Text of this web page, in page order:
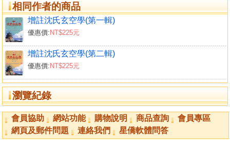
相同作者的商品
增註沈氏玄空學(第一輯)
優惠價: NT$225元
增註沈氏玄空學(第二輯)
優惠價: NT$225元
瀏覽紀錄
會員協助 網站功能 購物說明 商品查詢
會員專區
網頁及郵件問題
連絡我們 星僑軟體問答